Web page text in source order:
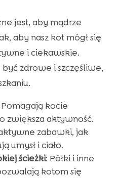
jest, aby mądrze
aby nasz kot mógł się
i ciekawskie.
zdrowe i szczęśliwe,
Pomagają kocie
zwiększa aktywność.
zabawki, jak
umysł i ciało.
ścieżki: Półki i inne
kotom się